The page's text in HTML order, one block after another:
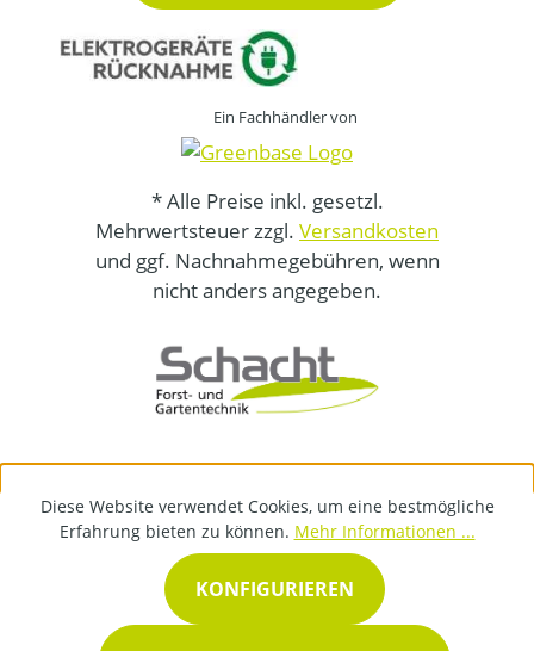
Ein Fachhändler von
* Alle Preise inkl. gesetzl.
Mehrwertsteuer zzgl. Versandkosten
und ggf. Nachnahmegebühren, wenn
nicht anders angegeben.
Diese Website verwendet Cookies, um eine bestmögliche
Erfahrung bieten zu können. Mehr Informationen ...
KONFIGURIEREN